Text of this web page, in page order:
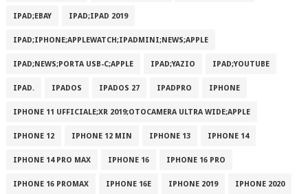
IPAD;EBAY IPAD;IPAD 2019
IPAD;IPHONE;APPLEWATCH;IPADMINI;NEWS;APPLE
IPAD;NEWS;PORTA USB-C;APPLE IPAD;YAZIO IPAD;YOUTUBE
IPAD. IPADOS IPADOS 27 IPADPRO IPHONE
IPHONE 11 UFFICIALE;XR 2019;OTOCAMERA ULTRA WIDE;APPLE
IPHONE 12 IPHONE 12 MIN IPHONE 13 IPHONE 14
IPHONE 14 PRO MAX IPHONE 16 IPHONE 16 PRO
IPHONE 16 PROMAX IPHONE 16E IPHONE 2019 IPHONE 2020